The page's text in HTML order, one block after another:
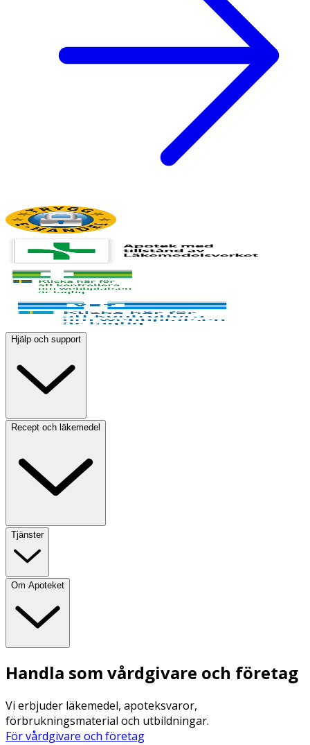
Hjälp och support
Recept och läkemedel
Tjänster
Om Apoteket
Handla som vårdgivare och företag
Vi erbjuder läkemedel, apoteksvaror,
förbrukningsmaterial och utbildningar.
För vårdgivare och företag